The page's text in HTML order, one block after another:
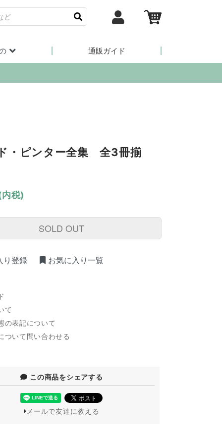
通販ガイド
・ピンター全集 全3冊揃
税)
SOLD OUT
り登録 お気に入り一覧
て
の表記について
ついて問い合わせる
この商品をシェアする
メールで友達に教える